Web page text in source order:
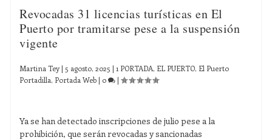
Revocadas 31 licencias turísticas en El
Puerto por tramitarse pese a la suspensión
vigente
Martina Tey| 5 agosto, 2025 |1 PORTADA, EL PUERTO, El Puerto
Portadilla, Portada Web | 0 |
Ya se han detectado inscripciones de julio pese a la
prohibición, que serán revocadas y sancionadas